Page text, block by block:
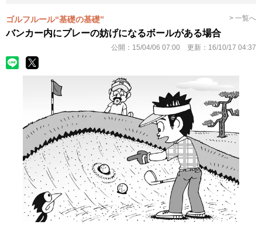
ゴルフルール“基礎の基礎” > 一覧へ
バンカー内にプレーの妨げになるボールがある場合
公開： 15/04/06 07:00 更新： 16/10/17 04:37